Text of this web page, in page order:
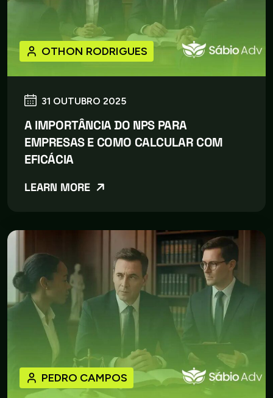
31 OUTUBRO 2025
OTHON RODRIGUES
A IMPORTÂNCIA DO NPS PARA
EMPRESAS E COMO CALCULAR COM
EFICÁCIA
LEARN MORE
PEDRO CAMPOS